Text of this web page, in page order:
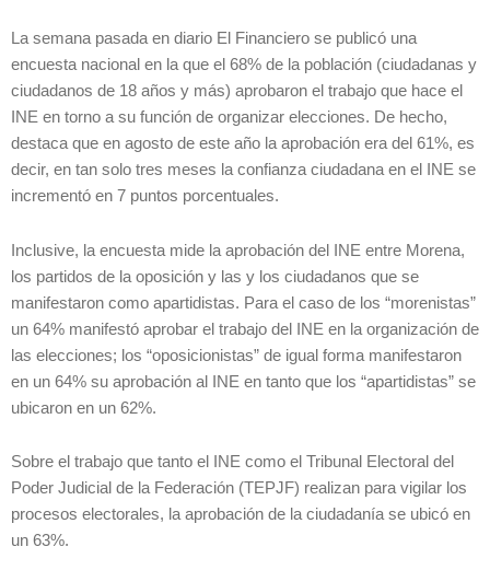
La semana pasada en diario El Financiero se publicó una
encuesta nacional en la que el 68% de la población (ciudadanas y
ciudadanos de 18 años y más) aprobaron el trabajo que hace el
INE en torno a su función de organizar elecciones. De hecho,
destaca que en agosto de este año la aprobación era del 61%, es
decir, en tan solo tres meses la confianza ciudadana en el INE se
incrementó en 7 puntos porcentuales.
Inclusive, la encuesta mide la aprobación del INE entre Morena,
los partidos de la oposición y las y los ciudadanos que se
manifestaron como apartidistas. Para el caso de los “morenistas”
un 64% manifestó aprobar el trabajo del INE en la organización de
las elecciones; los “oposicionistas” de igual forma manifestaron
en un 64% su aprobación al INE en tanto que los “apartidistas” se
ubicaron en un 62%.
Sobre el trabajo que tanto el INE como el Tribunal Electoral del
Poder Judicial de la Federación (TEPJF) realizan para vigilar los
procesos electorales, la aprobación de la ciudadanía se ubicó en
un 63%.